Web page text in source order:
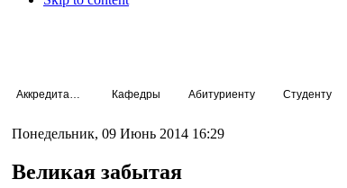
Кафедры Абитуриенту Студенту
Понедельник, 09 Июнь 2014 16:29
Великая забытая